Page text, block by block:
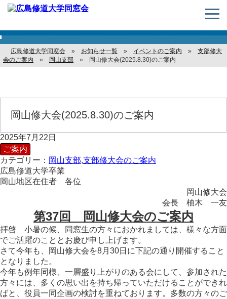
広島修道大学同窓会 » お知らせ一覧 » イベントのご案内 » 支部修大
会のご案内 » 岡山支部 » 岡山修大会(2025.8.30)のご案内
岡山修大会(2025.8.30)のご案内
2025年7月22日
ご案内
カテゴリー： 岡山支部,支部修大会のご案内
広島修道大学卒業
岡山地区在住者 各位
岡山修大会
会長 柚木 一友
第37回 岡山修大会のご案内
拝啓 小暑の候、同窓生の方々におかれましては、様々な方面
でご活躍のこととお慶び申し上げます。
さて今年も、岡山修大会を8月30日に下記の通り開催すること
となりました。
今年も例年同様、一層盛り上がりのある会にして、参加された
方々には、多くの思い出を持ち帰っていただけることができれ
ばと、役員一同企画の検討を重ねております。多数の方々のご